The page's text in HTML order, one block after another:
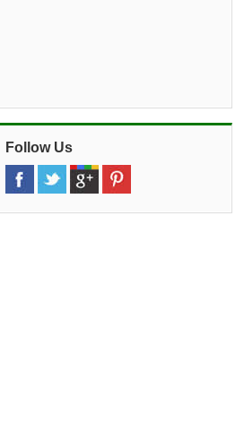
Follow Us